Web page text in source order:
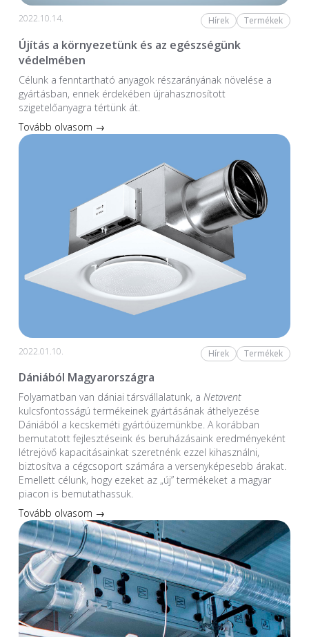
2022.10.14. Hírek Termékek
Újítás a környezetünk és az egészségünk
védelmében
Célunk a fenntartható anyagok részarányának növelése a
gyártásban, ennek érdekében újrahasznosított
szigetelőanyagra tértünk át.
Tovább olvasom →
2022.01.10. Hírek Termékek
Dániából Magyarországra
Folyamatban van dániai társvállalatunk, a Netavent
kulcsfontosságú termékeinek gyártásának áthelyezése
Dániából a kecskeméti gyártóüzemünkbe. A korábban
bemutatott fejlesztéseink és beruházásaink eredményeként
létrejövő kapacitásainkat szeretnénk ezzel kihasználni,
biztosítva a cégcsoport számára a versenyképesebb árakat.
Emellett célunk, hogy ezeket az „új” termékeket a magyar
piacon is bemutathassuk.
Tovább olvasom →